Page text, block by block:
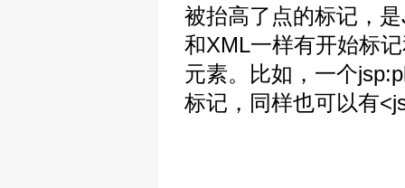
被抬高了点的标记，
和XML一样有开始标
元素。比如，一个
标记，同样也可以有